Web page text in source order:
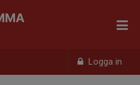
Logga in